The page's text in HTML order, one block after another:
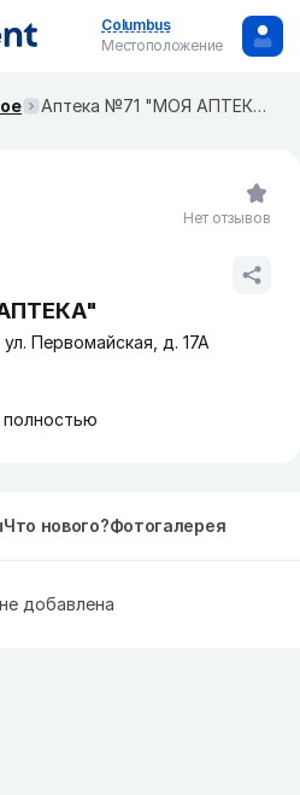
Columbus
Местоположение
Аптека №71 "МОЯ АПТЕКА"
Первомайская, д. 17А
полностью
Нет отзывов
Что нового?Фотогалерея
добавлена